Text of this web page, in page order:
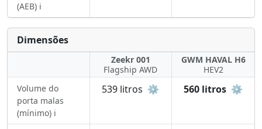
(AEB) ℹ️
Dimensões
Zeekr 001
Flagship AWD
GWM HAVAL H6
HEV2
Volume do
porta malas
(mínimo) ℹ️
539 litros ⚙️ 560 litros ⚙️